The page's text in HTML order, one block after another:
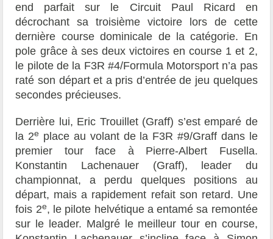
end parfait sur le Circuit Paul Ricard en
décrochant sa troisième victoire lors de cette
dernière course dominicale de la catégorie. En
pole grâce à ses deux victoires en course 1 et 2,
le pilote de la F3R #4/Formula Motorsport n’a pas
raté son départ et a pris d’entrée de jeu quelques
secondes précieuses.
Derrière lui, Eric Trouillet (Graff) s’est emparé de
la 2e place au volant de la F3R #9/Graff dans le
premier tour face à Pierre-Albert Fusella.
Konstantin Lachenauer (Graff), leader du
championnat, a perdu quelques positions au
départ, mais a rapidement refait son retard. Une
fois 2e, le pilote helvétique a entamé sa remontée
sur le leader. Malgré le meilleur tour en course,